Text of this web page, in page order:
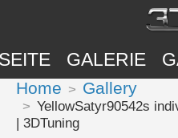
GALERIE
Home Gallery
YellowSatyr90542s
| 3DTuning